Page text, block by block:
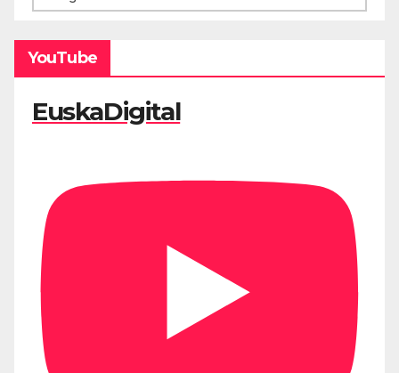
YouTube
EuskaDigital